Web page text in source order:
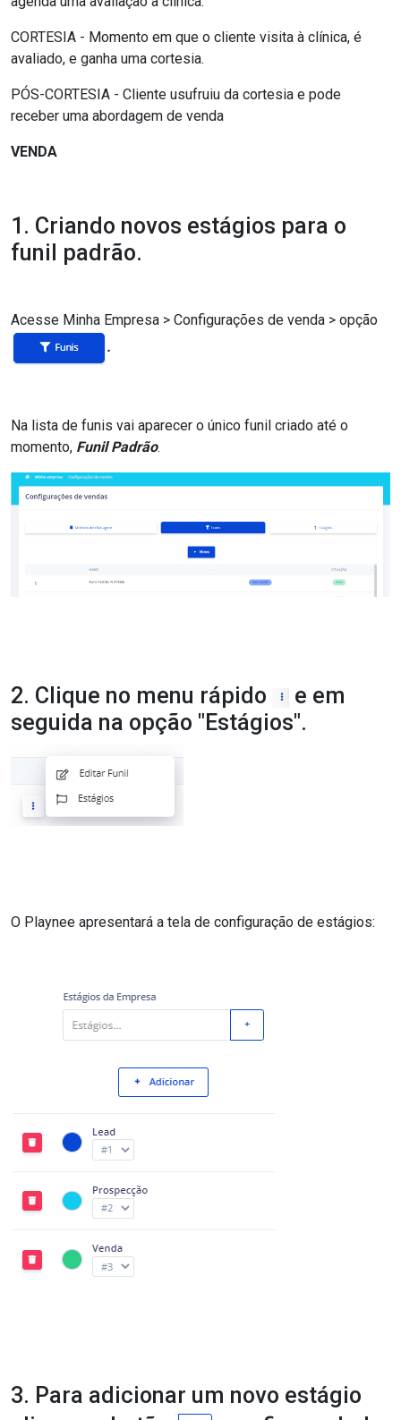
CORTESIA - Momento em que o cliente visita à clínica, é
avaliado, e ganha uma cortesia.
PÓS-CORTESIA - Cliente usufruiu da cortesia e pode
receber uma abordagem de venda
VENDA
1. Criando novos estágios para o
funil padrão.
Acesse Minha Empresa > Configurações de venda > opção
.
Na lista de funis vai aparecer o único funil criado até o
momento, Funil Padrão.
2. Clique no menu rápido
e em
seguida na opção "Estágios".
O Playnee apresentará a tela de configuração de estágios:
3. Para adicionar um novo estágio